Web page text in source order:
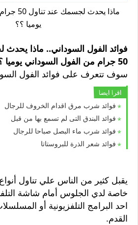
ماذا
يوميا ؟؟
فوائد الفول السوداني.. ماذا
50 جرام من الفول السوداني يوميا ؟؟
سوف تتعرف على فوائد الفول
اقرا ايضا
فوائد شرب مرق اقدام الخروف للرجال
فوائد البندق التى لم تسمع بها من قبل
فوائد شرب ماء البصل صباحا للرجال
فوائد شعر الذرة للبروستاتا
يقبل كثير من الناس علي تناول
خاصة لدي الجلوس أمام شاشة
احد البرامج التلفزيونية أو
القدم.